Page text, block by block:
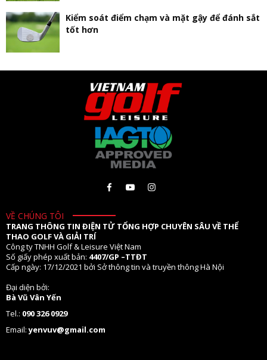
Kiểm soát điểm chạm và mặt gậy để đánh sắt
tốt hơn
VỀ CHÚNG TÔI
TRANG THÔNG TIN ĐIỆN TỬ TỔNG HỢP CHUYÊN SÂU VỀ THỂ
THAO GOLF VÀ GIẢI TRÍ
Công ty TNHH Golf & Leisure Việt Nam
Số giấy phép xuất bản: 4407/GP –TTĐT
Cấp ngày: 17/12/2021 bởi Sở thông tin và truyền thông Hà Nội
Đại diện bởi:
Bà Vũ Vân Yến
Tel.: 090 326 0929
Email:yenvuv@gmail.com